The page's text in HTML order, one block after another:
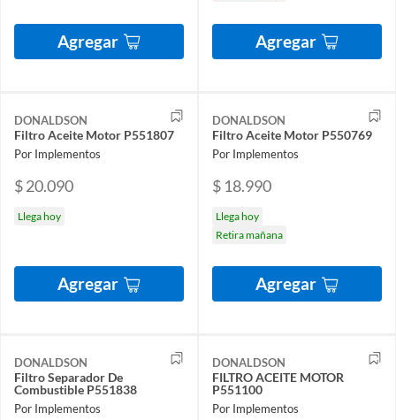
Agregar Agregar
DONALDSON
Filtro Aceite Motor P551807
Por Implementos
$ 20.090
Llega hoy
Agregar
DONALDSON
Filtro Aceite Motor P550769
Por Implementos
$ 18.990
Llega hoy
Retira mañana
Agregar
DONALDSON
Filtro Separador De
Combustible P551838
Por Implementos
DONALDSON
FILTRO ACEITE MOTOR
P551100
Por Implementos